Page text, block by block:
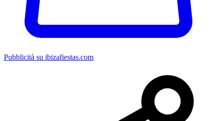
Pubblicità su ibizafiestas.com